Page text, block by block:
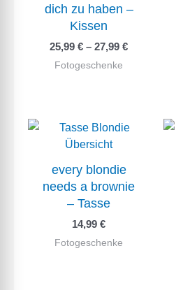
dich zu haben –
Kissen
25,99 € – 27,99 €
Fotogeschenke
every blondie
needs a brownie
– Tasse
14,99 €
Fotogeschenke